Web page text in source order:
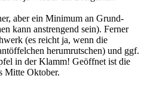
aber ein Minimum an Grund-
kann anstrengend sein). Ferner
(es reicht ja, wenn die
herumrutschen) und ggf.
in der Klamm! Geöffnet ist die
Mitte Oktober.